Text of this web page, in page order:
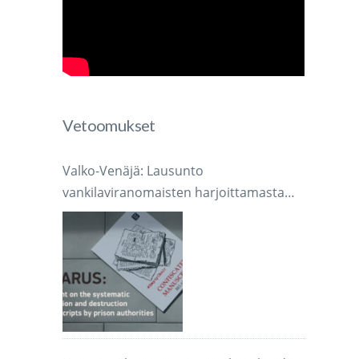
Vetoomukset
Valko-Venäjä: Lausunto
vankilaviranomaisten harjoittamasta
järjestelmällisestä käsikirjoitusten
takavarikoinnista ja tuhoamisesta